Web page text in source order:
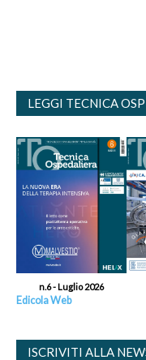
LEGGI TECNICA
n.6 - Luglio 2026
Edicola Web
ISCRIVITI ALLA